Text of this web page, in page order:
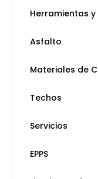
Herramientas
Asfalto
Materiales de
Techos
Servicios
EPPS